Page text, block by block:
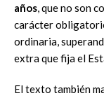
años, que no son
carácter
ordinaria,
extra que fija el
El texto también